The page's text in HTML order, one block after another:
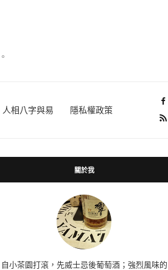
人相八字與易
隱私權政策
關於我
自小茶園打滾，先威士忌後葡萄酒；強烈風味的